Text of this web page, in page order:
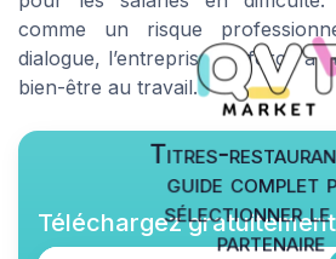
comme un risque
dialogue, l’entreprise renforce à
bien-être au travail.
Titres-
guide complet
sélectionner le
partenaire
Téléchargez